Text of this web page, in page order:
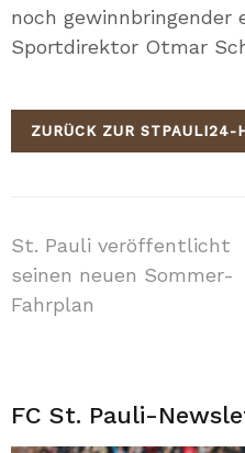
noch gewinnbringender
Sportdirektor Otmar
ZURÜCK ZUR STPAULI24-
St. Pauli veröffentlicht
seinen neuen Sommer-
Fahrplan
FC St. Pauli-